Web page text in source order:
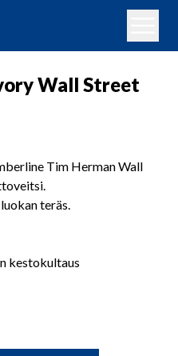
Wall Street
Tim Herman Wall
teräs.
kestokultaus